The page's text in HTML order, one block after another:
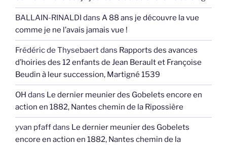
BALLAIN-RINALDI dans A 88 ans je découvre la vue
comme je ne l’avais jamais vue !
Frédéric de Thysebaertdans Rapports des avances
d’hoiries des 12 enfants de Jean Berault et Françoise
Beudin à leur succession, Martigné 1539
OH dans Le dernier meunier des Gobelets encore en
action en 1882, Nantes chemin de la Ripossière
yvan pfaffdans Le dernier meunier des Gobelets
encore en action en 1882, Nantes chemin de la